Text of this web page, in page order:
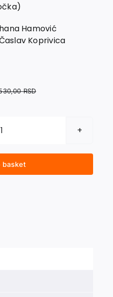
Hamović
Koprivica
RSD
IZBOR
FILOZOFSKIH
SPISA
basket